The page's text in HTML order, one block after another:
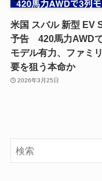
米国 スバル 新型 EV
予告 420馬力AWD
モデル有力、ファミ
要を狙う本命か
2026年3月25日